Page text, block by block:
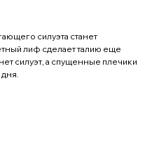
силуэта станет
лиф сделает талию еще
силуэт, а спущенные плечики